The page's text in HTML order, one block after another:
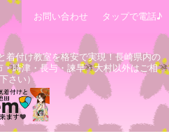
お問い合わせ タップで電話♪
着付け教室を格安で実現！長崎県内の
時津・長与・諫早・大村以外はご相
さい）